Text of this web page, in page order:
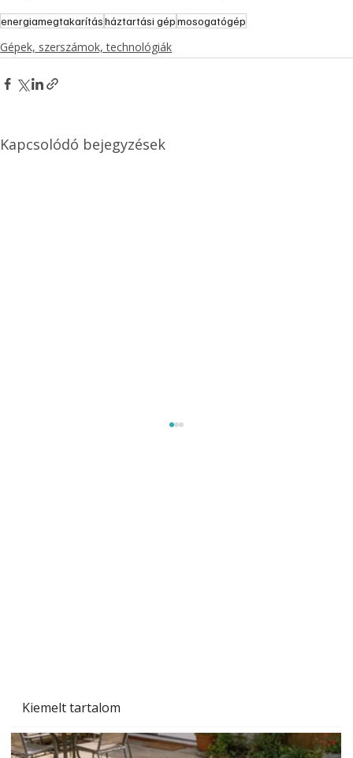
Kiemelt tartalom
energiamegtakarításháztartási gépmosogatógép
Gépek, szerszámok, technológiák
Kapcsolódó bejegyzések